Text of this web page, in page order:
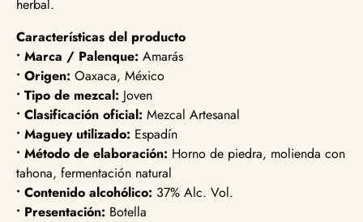
herbal.
Características del producto
• Marca / Palenque: Amarás
• Origen: Oaxaca, México
• Tipo de mezcal: Joven
• Clasificación oficial: Mezcal Artesanal
• Maguey utilizado: Espadín
• Método de elaboración: Horno de piedra, molienda con
tahona, fermentación natural
• Contenido alcohólico: 37% Alc. Vol.
• Presentación: Botella